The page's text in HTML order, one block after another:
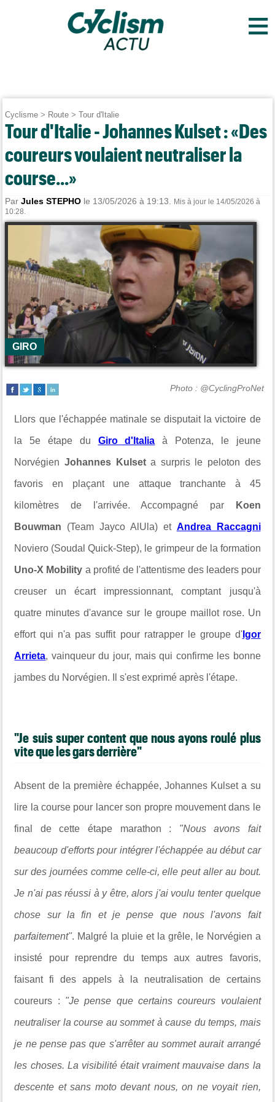
≡
Cyclisme > Route >Tour d'Italie
Tour d'Italie - Johannes Kulset : «Des
coureurs voulaient neutraliser la
course...»
ParJules STEPHO le 13/05/2026 à 19:13.
Mis à jour le 14/05/2026 à
10:28.
GIRO
Photo : @CyclingProNet
Llors que l'échappée matinale se disputait la victoire de
la 5e étape du Giro d'Italia à Potenza, le jeune
NorvégienJohannes Kulseta surpris le peloton des
favoris en plaçant une attaque tranchante à 45
kilomètres de l'arrivée. Accompagné par Koen
Bouwman (Team Jayco AlUla) et Andrea Raccagni
Noviero (Soudal Quick-Step), le grimpeur de la formation
Uno-X Mobility a profité de l'attentisme des leaders pour
creuser un écart impressionnant, comptant jusqu'à
quatre minutes d'avance sur le groupe maillot rose. Un
effort qui n'a pas suffit pour ratrapper le groupe d'Igor
Arrieta, vainqueur du jour, mais qui confirme les bonne
jambes du Norvégien. Il s'est exprimé après l'étape.
"Je suis super content que nous ayons roulé plus
vite que les gars derrière"
Absent de la première échappée, Johannes Kulset a su
lire la course pour lancer son propre mouvement dans le
final de cette étape marathon : "Nous avons fait
beaucoup d'efforts pour intégrer l'échappée au début car
sur des journées comme celle-ci, elle peut aller au bout.
Je n'ai pas réussi à y être, alors j'ai voulu tenter quelque
chose sur la fin et je pense que nous l'avons fait
parfaitement". Malgré la pluie et la grêle, le Norvégien a
insisté pour reprendre du temps aux autres favoris,
faisant fi des appels à la neutralisation de certains
coureurs : "Je pense que certains coureurs voulaient
neutraliser la course au sommet à cause du temps, mais
je ne pense pas que s'arrêter au sommet aurait arrangé
les choses. La visibilité était vraiment mauvaise dans la
descente et sans moto devant nous, on ne voyait rien,